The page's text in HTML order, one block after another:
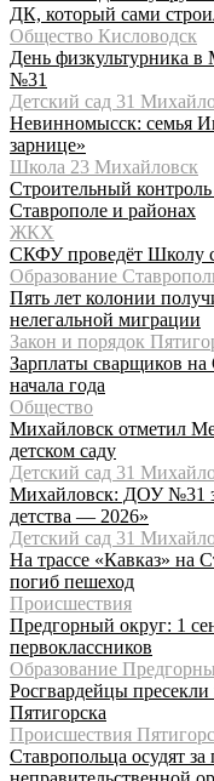
ДК, который сами
Общество Кисловодск
День физкультурника в
№31
Детский сад 31
Невинномысск: семья
зарнице»
Школа 23 Михайловск
Строительный
Ставрополе и районах
ЖКХ
СКФУ проведёт Школу
Образование
Пять лет колонии
нелегальной миграции
Закон и порядок
Зарплаты сварщиков на
начала года
Общество
Михайловск отметил
детском саду
Детский сад 31
Михайловск: ДОУ №31
детства — 2026»
Детский сад 31
На трассе «Кавказ» на
погиб пешеход
Происшествия
Предгорный округ: 1
первоклассников
Образование
Росгвардейцы
Пятигорска
Происшествия
Ставропольца осудят